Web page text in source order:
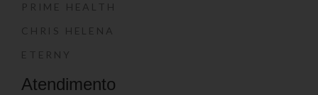
PRIME HEALTH
CHRIS HELENA
ETERNY
Atendimento